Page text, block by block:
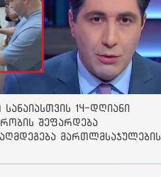
სანაიასთვის 14-დღიანი
შეფარდება
მართლმსაჯულების